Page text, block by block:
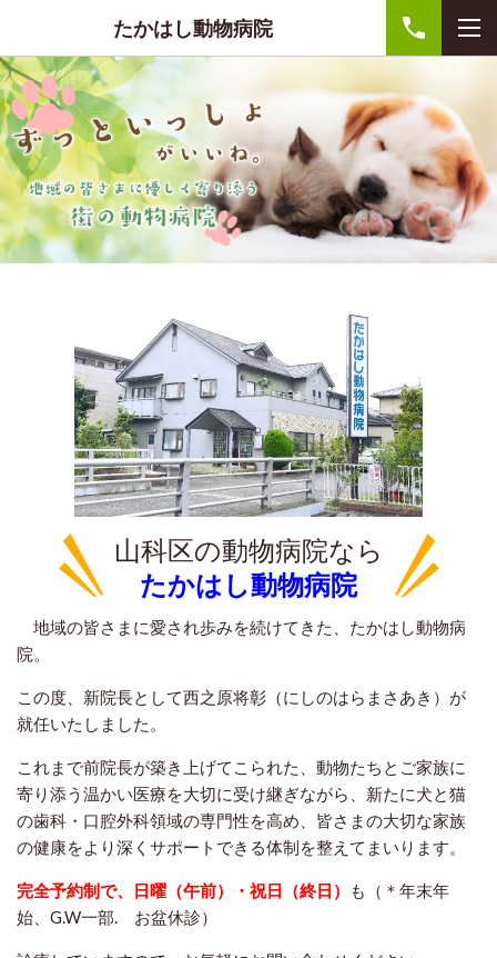
たかはし動物病院
山科区の動物病院なら
たかはし動物病院
地域の皆さまに愛され歩みを続けてきた、たかはし動物病
院。
この度、 新院長として西之原将彰（にしのはらまさあき）が
就任いたしました。
これまで前院長が築き上げてこられた、動物たちとご家族に
寄り添う温かい医療を大切に受け継ぎながら、新たに犬と猫
の歯科・口腔外科領域の専門性を高め、皆さまの大切な家族
の健康をより深くサポートできる体制を整えてまいります。
完全予約制で、日曜（午前）・祝日（終日） も
（＊年末年
始、G.W一部. お盆休診）